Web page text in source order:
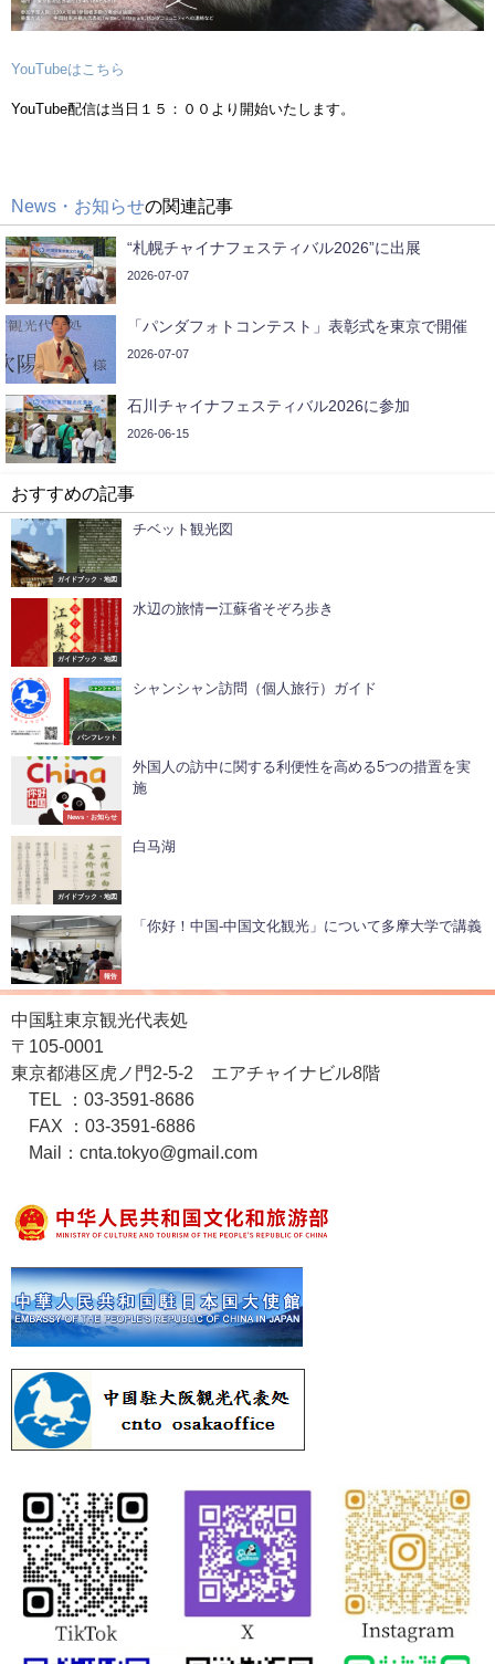
YouTubeはこちら
YouTube配信は当日１５：００より開始いたします。
News・お知らせの関連記事
“札幌チャイナフェスティバル2026”に出展
2026-07-07
「パンダフォトコンテスト」表彰式を東京で開催
2026-07-07
石川チャイナフェスティバル2026に参加
2026-06-15
おすすめの記事
ガイドブック・地図
チベット観光図
ガイドブック・地図
水辺の旅情ー江蘇省そぞろ歩き
パンフレット
シャンシャン訪問（個人旅行）ガイド
News・お知らせ
外国人の訪中に関する利便性を高める5つの措置を実
施
ガイドブック・地図
白马湖
報告
「你好！中国-中国文化観光」について多摩大学で講義
中国駐東京観光代表処
〒105-0001
東京都港区虎ノ門2-5-2 エアチャイナビル8階
TEL ：03-3591-8686
FAX ：03-3591-6886
Mail：cnta.tokyo@gmail.com